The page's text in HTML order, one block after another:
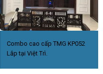
Combo cao cấp TMG KP052
Lắp tại Việt Trì.